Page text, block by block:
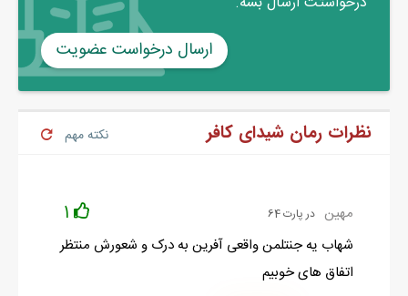
ارسال درخواست عضویت
نظرات رمان شیدای کافر نکته مهم
مهین در پارت 64 1
شهاب یه جنتلمن واقعی آفرین به درک و شعورش منتظر
اتفاق های خوبیم